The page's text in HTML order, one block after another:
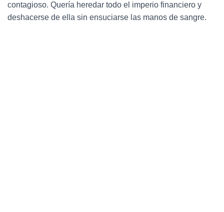
contagioso. Quería heredar todo el imperio financiero y
deshacerse de ella sin ensuciarse las manos de sangre.